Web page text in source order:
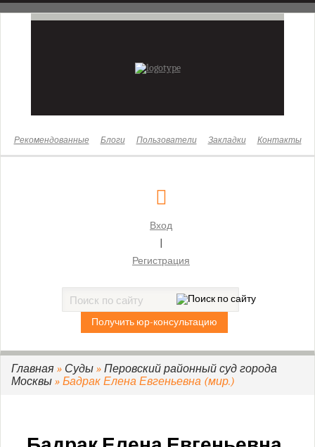
Новости
Бизнес
Здоровье
Бабушкинский районный суд г. Москвы
Басманный районный суд г. Москвы
Бутырский районный суд г. Москвы
Гагаринский районный суд г. Москвы
Головинский районный суд г. Москвы
Дорогомиловский районный суд г. Москвы
Зеленоградский районный суд г. Москвы
Зюзинский районный суд города Москвы
Кузьминский районный суд города Москвы
Рекомендованные Блоги Пользователи Закладки Контакты
Вход
Регистрация
Получить юр-консультацию
Главная » Суды » Перовский районный суд города
Москвы » Бадрак Елена Евгеньевна (мир.)